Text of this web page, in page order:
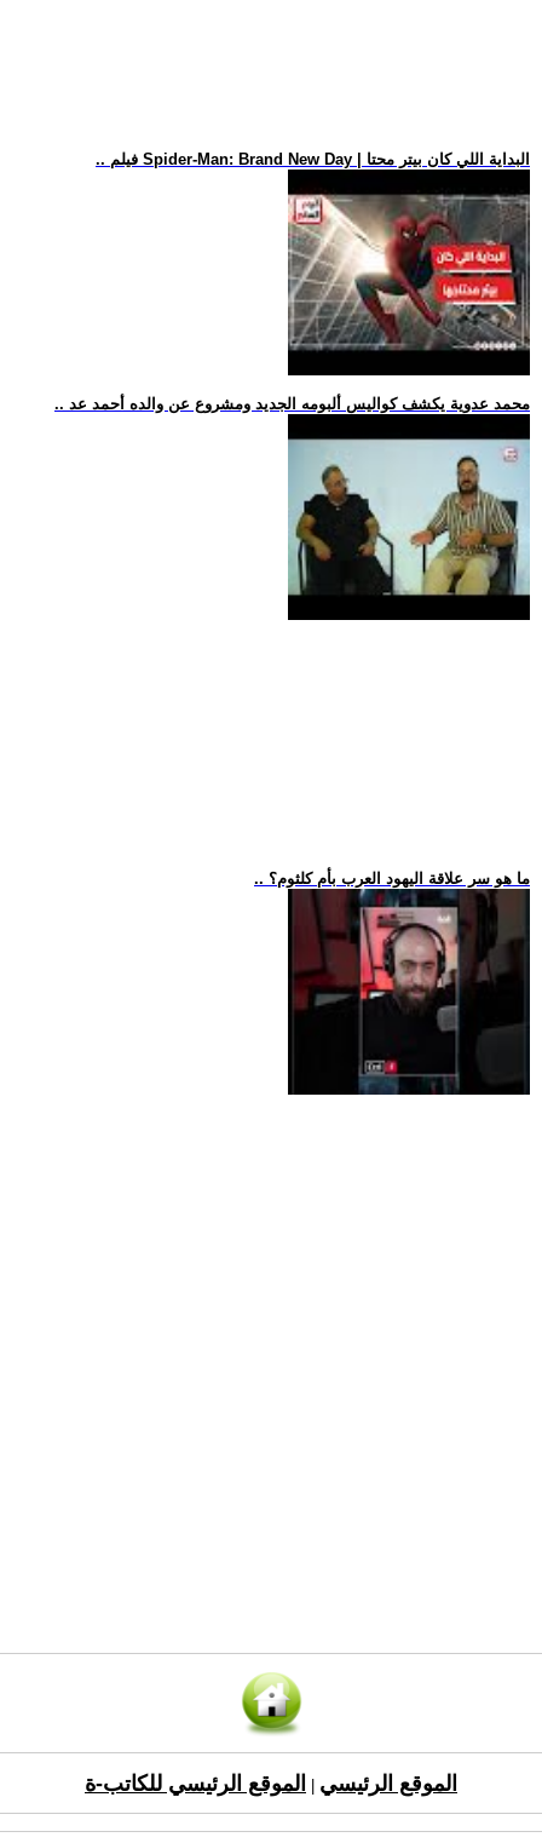
.. فيلم Spider-Man: Brand New Day | البداية اللي كان بيتر محتا
.. محمد عدوية يكشف كواليس ألبومه الجديد ومشروع عن والده أحمد عد
.. ما هو سر علاقة اليهود العرب بأم كلثوم؟
الموقع الرئيسي الموقع الرئيسي للكاتب-ة